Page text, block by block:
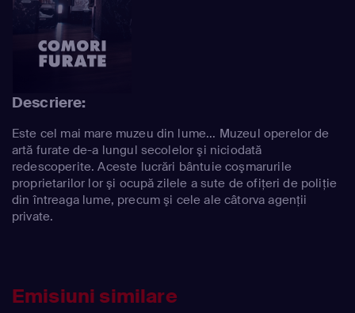
Descriere:
Este cel mai mare muzeu din lume... Muzeul operelor de
artă furate de-a lungul secolelor şi niciodată
redescoperite. Aceste lucrări bântuie coşmarurile
proprietarilor lor şi ocupă zilele a sute de ofiţeri de poliţie
din întreaga lume, precum şi cele ale câtorva agenţii
private.
Emisiuni similare